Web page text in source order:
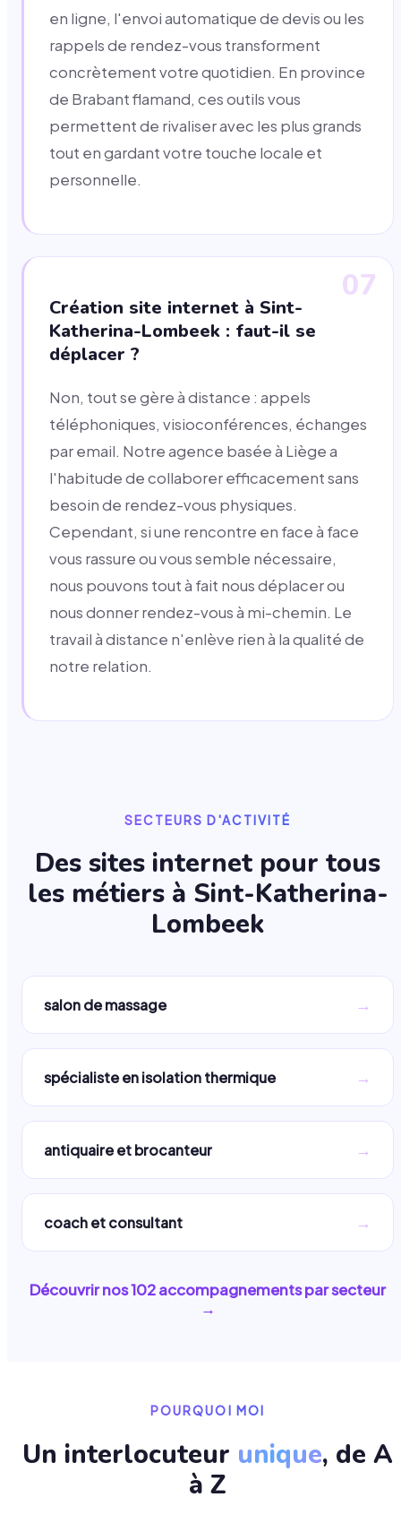
en ligne, l'envoi automatique de devis ou les
rappels de rendez-vous transforment
concrètement votre quotidien. En province
de Brabant flamand, ces outils vous
permettent de rivaliser avec les plus grands
tout en gardant votre touche locale et
personnelle.
07
Création site internet à Sint-
Katherina-Lombeek : faut-il se
déplacer ?
Non, tout se gère à distance : appels
téléphoniques, visioconférences, échanges
par email. Notre agence basée à Liège a
l'habitude de collaborer efficacement sans
besoin de rendez-vous physiques.
Cependant, si une rencontre en face à face
vous rassure ou vous semble nécessaire,
nous pouvons tout à fait nous déplacer ou
nous donner rendez-vous à mi-chemin. Le
travail à distance n'enlève rien à la qualité de
notre relation.
SECTEURS D'ACTIVITÉ
Des sites internet pour tous
les métiers à Sint-Katherina-
Lombeek
salon de massage →
spécialiste en isolation thermique →
antiquaire et brocanteur →
coach et consultant →
Découvrir nos102accompagnements par secteur
→
POURQUOI MOI
Un interlocuteur unique, de A
à Z